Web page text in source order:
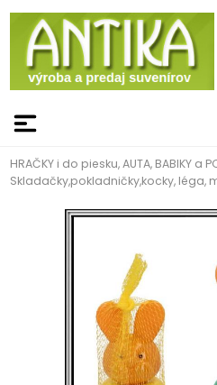
HRAČKY i do piesku, AUTA, BABIKY a
Skladačky,pokladničky,kocky, léga,